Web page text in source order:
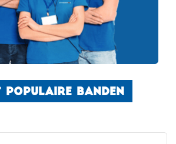
POPULAIRE BANDEN